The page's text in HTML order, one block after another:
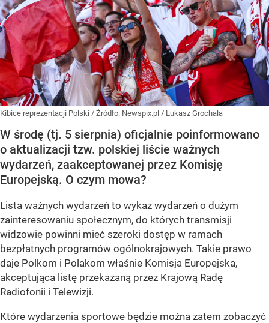
Kibice reprezentacji Polski / Źródło: Newspix.pl / Lukasz Grochala
W środę (tj. 5 sierpnia) oficjalnie poinformowano
o aktualizacji tzw. polskiej liście ważnych
wydarzeń, zaakceptowanej przez Komisję
Europejską. O czym mowa?
Lista ważnych wydarzeń to wykaz wydarzeń o dużym
zainteresowaniu społecznym, do których transmisji
widzowie powinni mieć szeroki dostęp w ramach
bezpłatnych programów ogólnokrajowych. Takie prawo
daje Polkom i Polakom właśnie Komisja Europejska,
akceptująca listę przekazaną przez Krajową Radę
Radiofonii i Telewizji.
Które wydarzenia sportowe będzie można zatem zobaczyć